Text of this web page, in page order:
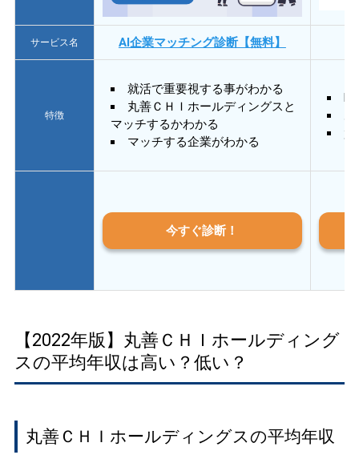
サービス名 AI企業マッチング診断【無料】
特徴
就活で重要視する事がわかる
丸善ＣＨＩホールディングスと
マッチするかわかる
マッチする企業がわかる
質
今すぐ診断！
【2022年版】丸善ＣＨＩホールディング
スの平均年収は高い？低い？
丸善ＣＨＩホールディングスの平均年収